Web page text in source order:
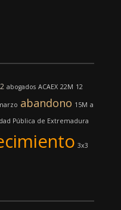
abogados ACAEX 22M 12
abandono 15M a
Pública de Extremadura
3x3